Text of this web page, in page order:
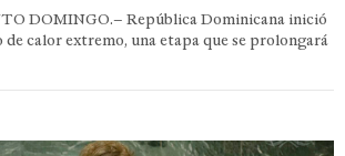
DOMINGO.– República Dominicana inició
de calor extremo, una etapa que se prolongará